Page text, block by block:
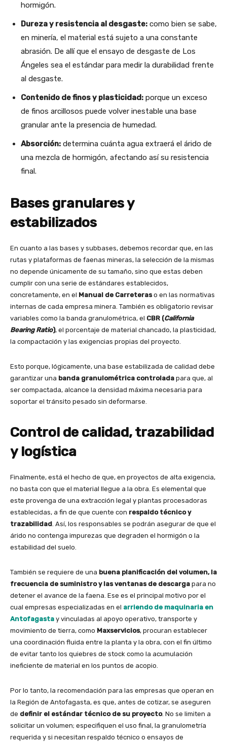
hormigón.
Dureza y resistencia al desgaste: como bien se sabe,
en minería, el material está sujeto a una constante
abrasión. De allí que el ensayo de desgaste de Los
Ángeles sea el estándar para medir la durabilidad frente
al desgaste.
Contenido de finos y plasticidad: porque un exceso
de finos arcillosos puede volver inestable una base
granular ante la presencia de humedad.
Absorción: determina cuánta agua extraerá el árido de
una mezcla de hormigón, afectando así su resistencia
final.
Bases granulares y
estabilizados
En cuanto a las bases y subbases, debemos recordar que, en las
rutas y plataformas de faenas mineras, la selección de la mismas
no depende únicamente de su tamaño, sino que estas deben
cumplir con una serie de estándares establecidos,
concretamente, en el Manual de Carreteraso en las normativas
internas de cada empresa minera. También es obligatorio revisar
variables como la banda granulométrica, el CBR (California
Bearing Ratio), el porcentaje de material chancado, la plasticidad,
la compactación y las exigencias propias del proyecto.
Esto porque, lógicamente, una base estabilizada de calidad debe
garantizar una banda granulométrica controlada para que, al
ser compactada, alcance la densidad máxima necesaria para
soportar el tránsito pesado sin deformarse.
Control de calidad, trazabilidad
y logística
Finalmente, está el hecho de que, en proyectos de alta exigencia,
no basta con que el material llegue a la obra. Es elemental que
este provenga de una extracción legal y plantas procesadoras
establecidas, a fin de que cuente con respaldo técnico y
trazabilidad. Así, los responsables se podrán asegurar de que el
árido no contenga impurezas que degraden el hormigón o la
estabilidad del suelo.
También se requiere de una buena planificación del volumen, la
frecuencia de suministro y las ventanas de descarga para no
detener el avance de la faena. Ese es el principal motivo por el
cual empresas especializadas en el arriendo de maquinaria en
Antofagasta y vinculadas al apoyo operativo, transporte y
movimiento de tierra, como Maxservicios, procuran establecer
una coordinación fluida entre la planta y la obra, con el fin último
de evitar tanto los quiebres de stock como la acumulación
ineficiente de material en los puntos de acopio.
Por lo tanto, la recomendación para las empresas que operan en
la Región de Antofagasta, es que, antes de cotizar, se aseguren
de definir el estándar técnico de su proyecto. No se limiten a
solicitar un volumen; especifiquen el uso final, la granulometría
requerida y si necesitan respaldo técnico o ensayos de